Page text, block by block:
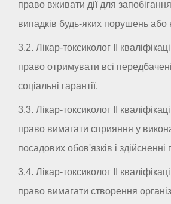
право вживати дії для
випадків будь-яких порушень або
3.2. Лікар-токсиколог II
право отримувати всі
соціальні гарантії.
3.3. Лікар-токсиколог II
право вимагати сприяння у
посадових обов'язків і здійсненні
3.4. Лікар-токсиколог II
право вимагати створення